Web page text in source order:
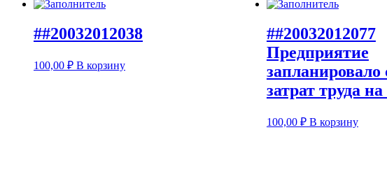
##20032012038
100,00 ₽ В корзину
##20032012077
Предприятие
затрат труда
100,00 ₽ В корзину